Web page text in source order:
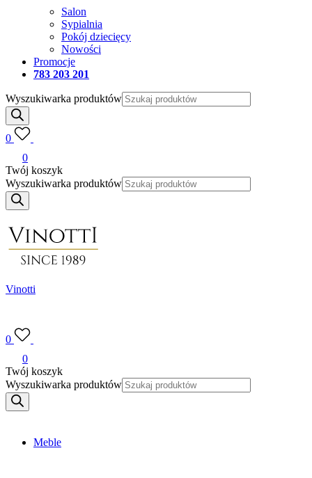
Salon
Sypialnia
Pokój dziecięcy
Nowości
Promocje
783 203 201
Wyszukiwarka produktów
0
0
Twój koszyk
Wyszukiwarka produktów
Vinotti
0
0
Twój koszyk
Wyszukiwarka produktów
Meble